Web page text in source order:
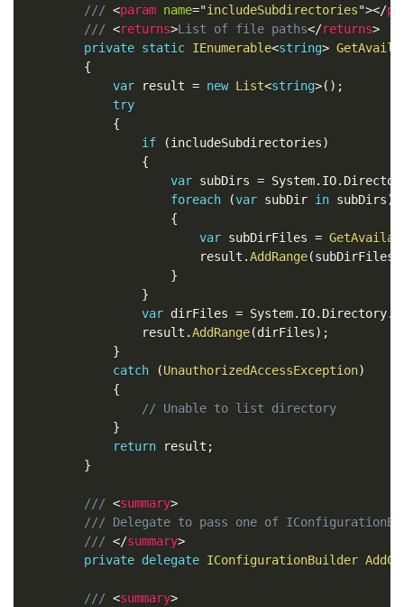
/// <param name="includeSubdirectories"></
/// <returns>List of file paths</returns>
private static IEnumerable<string>
{
var result = new List<string>( ) ;
try
{
if
(includeSubdirectories)
{
var subDirs = System. IO.
foreach
(var subDir in subDirs)
{
var subDirFiles =
                        result
.AddRange(subDirFiles
}
}
var dirFiles = System. IO. Directory.
                result
.AddRange(dirFiles) ;
}
catch
(UnauthorizedAccessException)
{
// Unable to list directory
}
return result ;
}
/// <summary>
/// Delegate to pass one of
/// </summary>
private delegate IConfigurationBuilder
/// <summary>